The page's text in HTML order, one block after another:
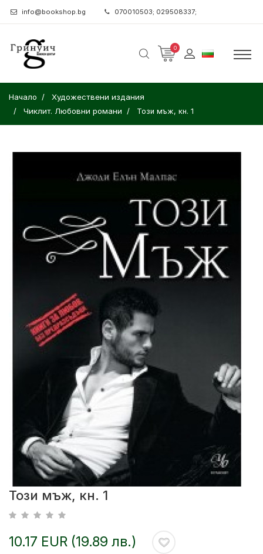
info@bookshop.bg 070010503; 029508337;
0
Начало
Художествени издания
Чиклит. Любовни романи
Този мъж, кн. 1
Този мъж, кн. 1
10.17 EUR (19.89 лв.)